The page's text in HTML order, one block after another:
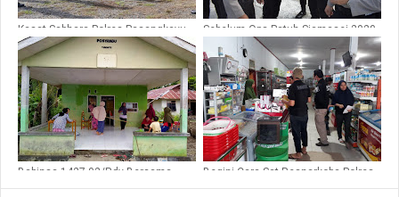
Kasat Sabhara Polres Pasangkayu
Latih Dalmas Personil Jajaran
Polsek Sarudu
Sebelum Ops Patuh Siamasei 2020,
Polres Pasangkayu Pastikan
Personilnya Lengkap
Babinsa 1427-02/Rdy Bersama
Begini Cara Sat Resnarkoba Polres